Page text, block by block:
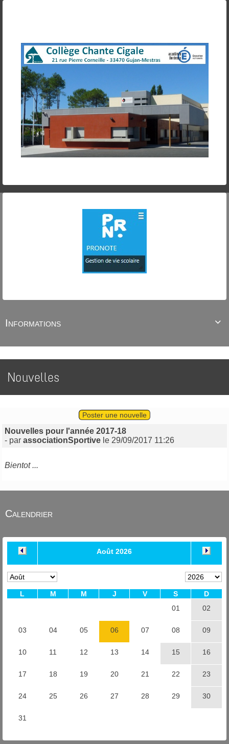

Informations
Nouvelles
Poster une nouvelle
Nouvelles pour l'année 2017-18
- parassociationSportive le 29/09/2017 11:26
Bientot ...
Calendrier